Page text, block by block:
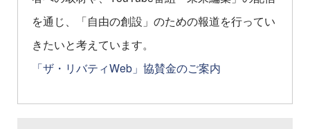
を通じ、「自由の創設」のための報道を行ってい
きたいと考えています。
「ザ・リバティWeb」協賛金のご案内